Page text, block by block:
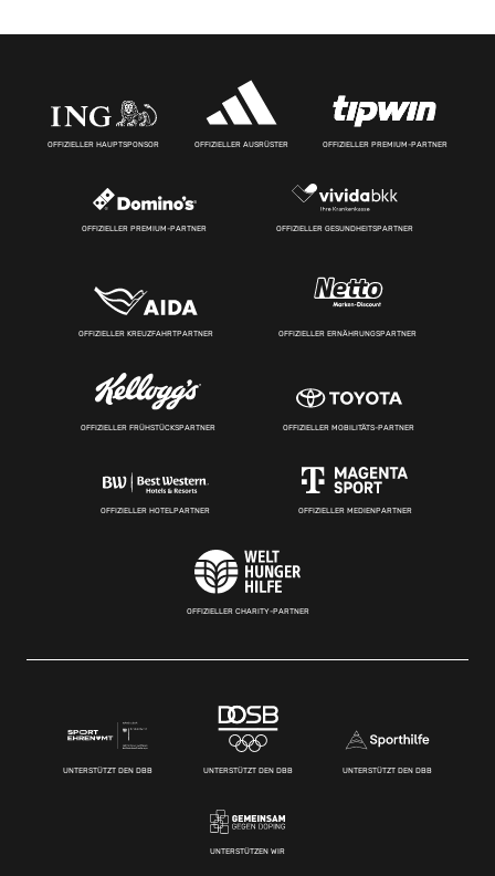
OFFIZIELLER HAUPTSPONSOR OFFIZIELLER AUSRÜSTER OFFIZIELLER PREMIUM-PARTNER
OFFIZIELLER PREMIUM-PARTNER OFFIZIELLER GESUNDHEITSPARTNER
OFFIZIELLER KREUZFAHRTPARTNER OFFIZIELLER ERNÄHRUNGSPARTNER
OFFIZIELLER FRÜHSTÜCKSPARTNER OFFIZIELLER MOBILITÄTS-PARTNER
OFFIZIELLER HOTELPARTNER OFFIZIELLER MEDIENPARTNER
OFFIZIELLER CHARITY-PARTNER
UNTERSTÜTZT DEN DBB UNTERSTÜTZT DEN DBB UNTERSTÜTZT DEN DBB
UNTERSTÜTZEN WIR